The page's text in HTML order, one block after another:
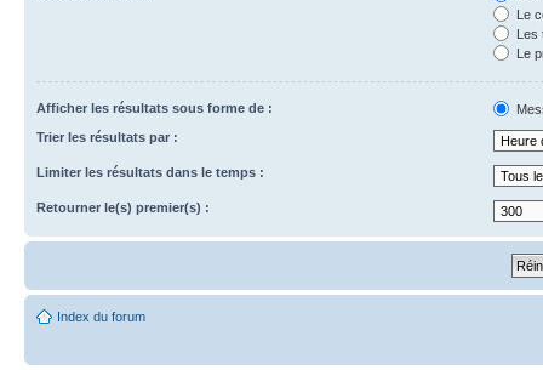
Le
Les
Le
Afficher les résultats sous forme de :
Trier les résultats par :
Limiter les résultats dans le temps :
Retourner le(s) premier(s) :
Index du forum